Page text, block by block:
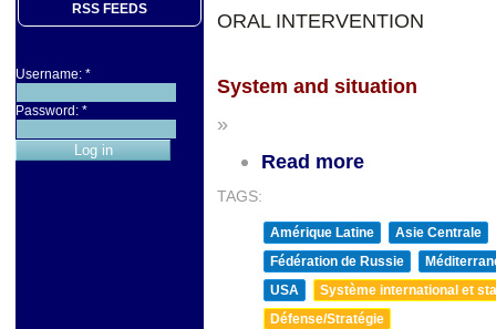
RSS FEEDS
Username: *
Password: *
ORAL INTERVENTION
System and situation
»
Read more
TAGS:
Amérique Latine
Asie Centrale
Fédération de Russie
USA
Système international et
Défense/Stratégie